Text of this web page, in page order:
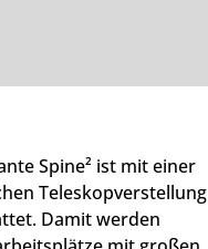
Spine² ist mit einer
Teleskopverstellung
Damit werden